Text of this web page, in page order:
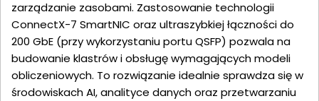
zarządzanie zasobami. Zastosowanie technologii
ConnectX-7 SmartNIC oraz ultraszybkiej łączności do
200 GbE (przy wykorzystaniu portu QSFP) pozwala na
budowanie klastrów i obsługę wymagających modeli
obliczeniowych. To rozwiązanie idealnie sprawdza się w
środowiskach AI, analityce danych oraz przetwarzaniu